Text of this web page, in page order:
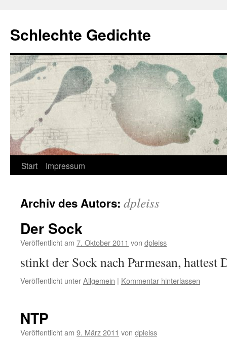
springen
Schlechte Gedichte
Start Impressum
Archiv des Autors: dpleiss
Der Sock
Veröffentlicht am 7. Oktober 2011 von dpleiss
stinkt der Sock nach Parmesan, hattest
Veröffentlicht unterAllgemein | Kommentar hinterlassen
NTP
Veröffentlicht am 9. März 2011 von dpleiss